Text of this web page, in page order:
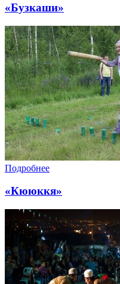
«Бузкаши»
Подробнее
«Кююккя»